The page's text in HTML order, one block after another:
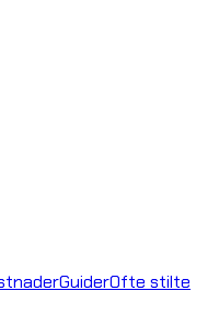
GuiderOfte stilte